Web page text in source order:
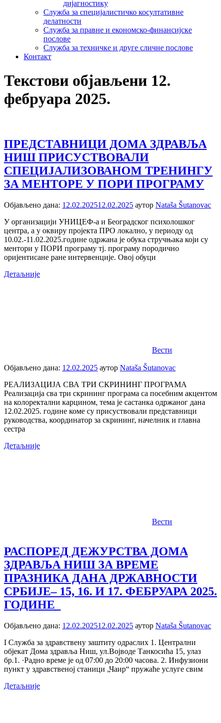
дијагностику
Служба за специјалистичко косултативне
делатности
Служба за правне и економско-финансијске
послове
Служба за техничке и друге сличне послове
Контакт
Текстови објављени 12.
фебруара 2025.
ПРЕДСТАВНИЦИ ДОМА ЗДРАВЉА
НИШ ПРИСУСТВОВАЛИ
СПЕЦИЈАЛИЗОВАНОМ ТРЕНИНГУ
ЗА МЕНТОРЕ У ПОРИ ПРОГРАМУ
Објављено дана: 12.02.202512.02.2025 аутор Nataša Šutanovac
У организацији УНИЦЕФ-а и Београдског психолошког
центра, а у оквиру пројекта ПРО локално, у периоду од
10.02.-11.02.2025.године одржана је обука стручњака који су
ментори у ПОРИ програму тј. програму породично
оријентисане ране интервенције. Овој обуци
Детаљније
Вести
Објављено дана: 12.02.2025 аутор Nataša Šutanovac
РЕАЛИЗАЦИЈА СВА ТРИ СКРИНИНГ ПРОГРАМА
Реализација сва три скрининг програма са посебним акцентом
на колоректални карцином, тема је састанка одржаног дана
12.02.2025. године коме су присуствовали представници
руководства, координатор за скрининг, начелник и главна
сестра
Детаљније
Вести
РАСПОРЕД ДЕЖУРСТВА ДОМА
ЗДРАВЉА НИШ ЗА ВРЕМЕ
ПРАЗНИКА ДАНА ДРЖАВНОСТИ
СРБИЈЕ– 15, 16. И 17. ФЕБРУАРА 2025.
ГОДИНЕ
Објављено дана: 12.02.202512.02.2025 аутор Nataša Šutanovac
I Служба за здравствену заштиту одраслих 1. Централни
објекат Дома здравља Ниш, ул.Војводе Танкосића 15, улаз
бр.1. ·Радно време је од 07:00 до 20:00 часова. 2. Инфузиони
пункт у здравственој станици „Чаир“ пружаће услуге свим
Детаљније